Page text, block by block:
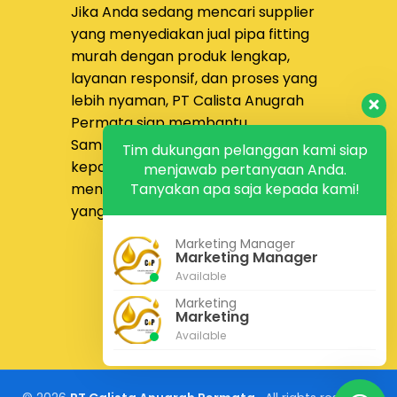
Jika Anda sedang mencari supplier
yang menyediakanjual pipa fitting
murah dengan produk lengkap,
layanan responsif, dan proses yang
lebih nyaman, PT Calista Anugrah
Permatasiap membantu.
Sampaikan kebutuhan proyek Anda
kepada tim kami untuk
mendapatkan solusi pengadaan
yang lebih tepat dan efisien.
Konsultasi Gratis
Kontak Kami
Tim dukungan pelanggan kami siap
menjawab pertanyaan Anda.
Tanyakan apa saja kepada kami!
Marketing Manager
Marketing Manager
Available
Marketing
Marketing
Available